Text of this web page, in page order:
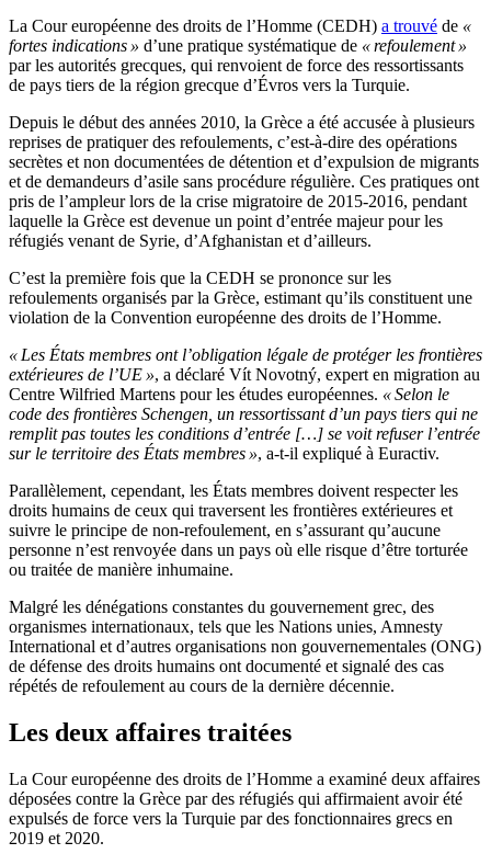
La Cour européenne des droits de l’Homme (CEDH) a trouvé de «
fortes indications » d’une pratique systématique de « refoulement »
par les autorités grecques, qui renvoient de force des ressortissants
de pays tiers de la région grecque d’Évros vers la Turquie.
Depuis le début des années 2010, la Grèce a été accusée à plusieurs
reprises de pratiquer des refoulements, c’est-à-dire des opérations
secrètes et non documentées de détention et d’expulsion de migrants
et de demandeurs d’asile sans procédure régulière. Ces pratiques ont
pris de l’ampleur lors de la crise migratoire de 2015-2016, pendant
laquelle la Grèce est devenue un point d’entrée majeur pour les
réfugiés venant de Syrie, d’Afghanistan et d’ailleurs.
C’est la première fois que la CEDH se prononce sur les
refoulements organisés par la Grèce, estimant qu’ils constituent une
violation de la Convention européenne des droits de l’Homme.
« Les États membres ont l’obligation légale de protéger les frontières
extérieures de l’UE », a déclaré Vít Novotný, expert en migration au
Centre Wilfried Martens pour les études européennes. « Selon le
code des frontières Schengen, un ressortissant d’un pays tiers qui ne
remplit pas toutes les conditions d’entrée […] se voit refuser l’entrée
sur le territoire des États membres », a-t-il expliqué à Euractiv.
Parallèlement, cependant, les États membres doivent respecter les
droits humains de ceux qui traversent les frontières extérieures et
suivre le principe de non-refoulement, en s’assurant qu’aucune
personne n’est renvoyée dans un pays où elle risque d’être torturée
ou traitée de manière inhumaine.
Malgré les dénégations constantes du gouvernement grec, des
organismes internationaux, tels que les Nations unies, Amnesty
International et d’autres organisations non gouvernementales (ONG)
de défense des droits humains ont documenté et signalé des cas
répétés de refoulement au cours de la dernière décennie.
Les deux affaires traitées
La Cour européenne des droits de l’Homme a examiné deux affaires
déposées contre la Grèce par des réfugiés qui affirmaient avoir été
expulsés de force vers la Turquie par des fonctionnaires grecs en
2019 et 2020.